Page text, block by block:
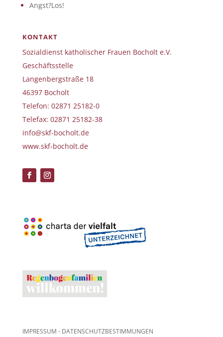
Angst?Los!
KONTAKT
Sozialdienst katholischer Frauen Bocholt e.V.
Geschäftsstelle
Langenbergstraße 18
46397 Bocholt
Telefon: 02871 25182-0
Telefax: 02871 25182-38
info@skf-bocholt.de
www.skf-bocholt.de
IMPRESSUM - DATENSCHUTZBESTIMMUNGEN